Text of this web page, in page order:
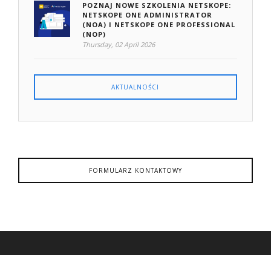
POZNAJ NOWE SZKOLENIA NETSKOPE:
NETSKOPE ONE ADMINISTRATOR
(NOA) I NETSKOPE ONE PROFESSIONAL
(NOP)
Thursday, 02 April 2026
AKTUALNOŚCI
FORMULARZ KONTAKTOWY